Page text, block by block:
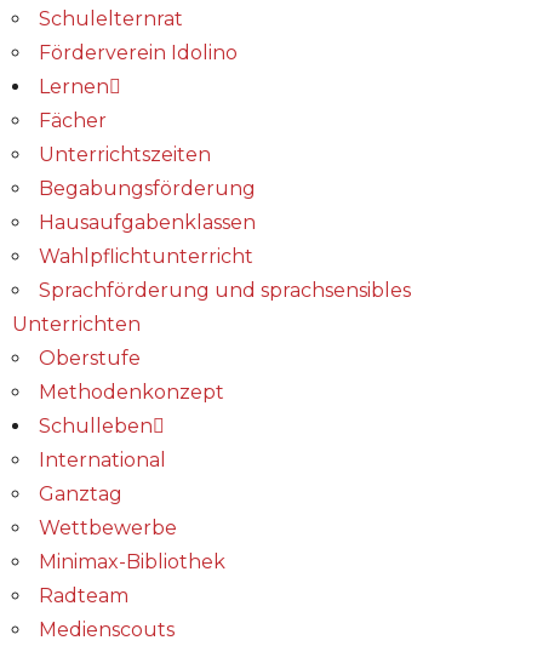
Schulelternrat
Förderverein Idolino
Lernen
Fächer
Unterrichtszeiten
Begabungs­förderung
Hausaufgabenklassen
Wahlpflichtunterricht
Sprachförderung und sprachsensibles
Unterrichten
Oberstufe
Methodenkonzept
Schulleben
International
Ganztag
Wettbewerbe
Minimax-Bibliothek​
Radteam
Medienscouts